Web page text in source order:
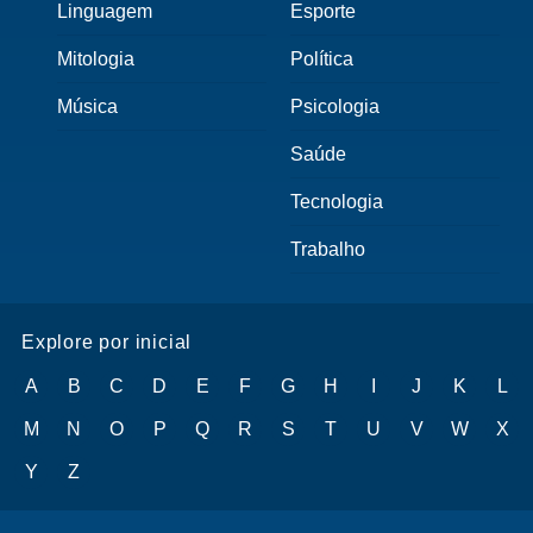
Linguagem
Mitologia
Música
Esporte
Política
Psicologia
Saúde
Tecnologia
Trabalho
Explore por inicial
A B C D E F G H J K L
M N O P Q R S T U V W X
Y Z